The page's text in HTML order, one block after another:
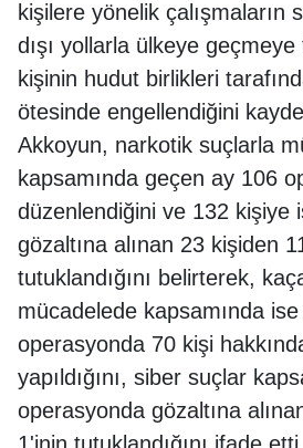
kişilere yönelik çalışmaların
dışı yollarla ülkeye
kişinin hudut birlikleri
ötesinde engellendiğini
Akkoyun, narkotik suçlarla
kapsamında geçen ay 106
düzenlendiğini ve 132 kişiye
gözaltına alınan 23 kişiden
tutuklandığını belirterek,
mücadelede kapsamında
operasyonda 70 kişi
yapıldığını, siber suçlar
operasyonda gözaltına